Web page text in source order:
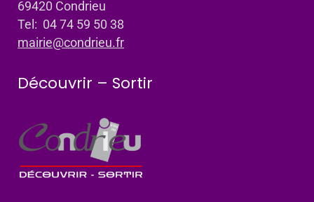
69420 Condrieu
Tel: 04 74 59 50 38
mairie@condrieu.fr
Découvrir – Sortir